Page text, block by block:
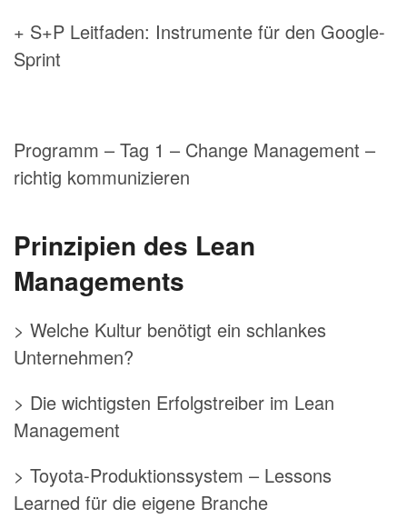
+ S+P Leitfaden: Instrumente für den Google-
Sprint
Programm – Tag 1 – Change Management –
richtig kommunizieren
Prinzipien des Lean
Managements
> Welche Kultur benötigt ein schlankes
Unternehmen?
> Die wichtigsten Erfolgstreiber im Lean
Management
> Toyota-Produktionssystem – Lessons
Learned für die eigene Branche